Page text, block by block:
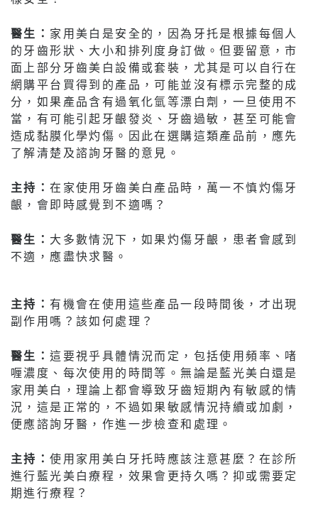
醫生： 家用美白是安全的，因為牙托是根據每個人
的牙齒形狀、大小和排列度身訂做。但要留意，市
面上部分牙齒美白設備或套裝，尤其是可以自行在
網購平台買得到的產品，可能並沒有標示完整的成
分，如果產品含有過氧化氫等漂白劑，一旦使用不
當，有可能引起牙齦發炎、牙齒過敏，甚至可能會
造成黏膜化學灼傷。因此在選購這類產品前，應先
了解清楚及諮詢牙醫的意見。
主持：在家使用牙齒美白產品時，萬一不慎灼傷牙
齦，會即時感覺到不適嗎？
醫生： 大多數情況下，如果灼傷牙齦，患者會感到
不適，應盡快求醫。
主持：有機會在使用這些產品一段時間後，才出現
副作用嗎？該如何處理？
醫生：這要視乎具體情況而定，包括使用頻率、啫
喱濃度、每次使用的時間等。無論是藍光美白還是
家用美白，理論上都會導致牙齒短期內有敏感的情
況，這是正常的，不過如果敏感情況持續或加劇，
便應諮詢牙醫，作進一步檢查和處理。
主持：使用家用美白牙托時應該注意甚麼？在診所
進行藍光美白療程，效果會更持久嗎？抑或需要定
期進行療程？